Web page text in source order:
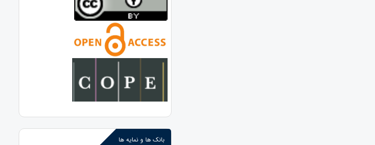
بانک ها و نمایه ها